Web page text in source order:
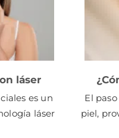
láser
es un
láser
El
piel,